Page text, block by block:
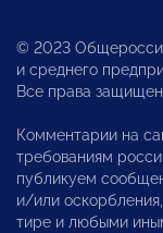
© 2023
и среднего
Все права
Комментарии на
требованиям
публикуем
и/или
тире и любыми